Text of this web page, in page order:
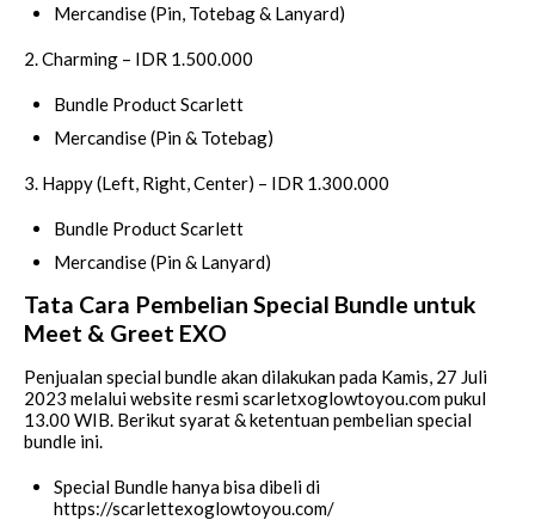
Mercandise (Pin, Totebag & Lanyard)
2. Charming – IDR 1.500.000
Bundle Product Scarlett
Mercandise (Pin & Totebag)
3. Happy (Left, Right, Center) – IDR 1.300.000
Bundle Product Scarlett
Mercandise (Pin & Lanyard)
Tata Cara Pembelian Special Bundle untuk
Meet & Greet EXO
Penjualan special bundle akan dilakukan pada Kamis, 27 Juli
2023 melalui website resmi scarletxoglowtoyou.com pukul
13.00 WIB. Berikut syarat & ketentuan pembelian special
bundle ini.
Special Bundle hanya bisa dibeli di
https://scarlettexoglowtoyou.com/